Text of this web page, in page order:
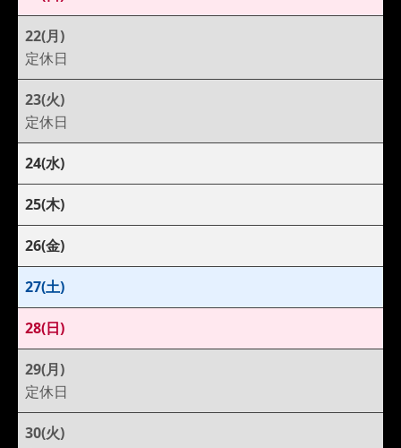
22(月)
定休日
23(火)
定休日
24(水)
25(木)
26(金)
27(土)
28(日)
29(月)
定休日
30(火)